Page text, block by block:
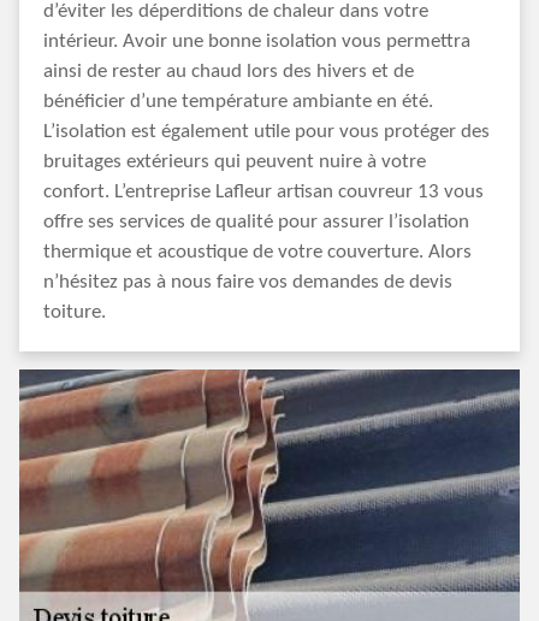
d’éviter les déperditions de chaleur dans votre
intérieur. Avoir une bonne isolation vous permettra
ainsi de rester au chaud lors des hivers et de
bénéficier d’une température ambiante en été.
L’isolation est également utile pour vous protéger des
bruitages extérieurs qui peuvent nuire à votre
confort. L’entreprise Lafleur artisan couvreur 13 vous
offre ses services de qualité pour assurer l’isolation
thermique et acoustique de votre couverture. Alors
n’hésitez pas à nous faire vos demandes de devis
toiture.